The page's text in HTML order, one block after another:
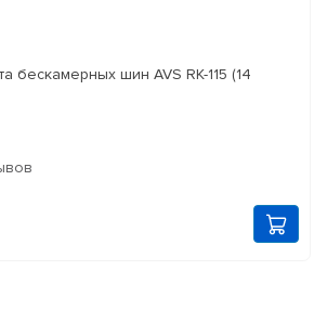
бескамерных шин AVS RK-115 (14